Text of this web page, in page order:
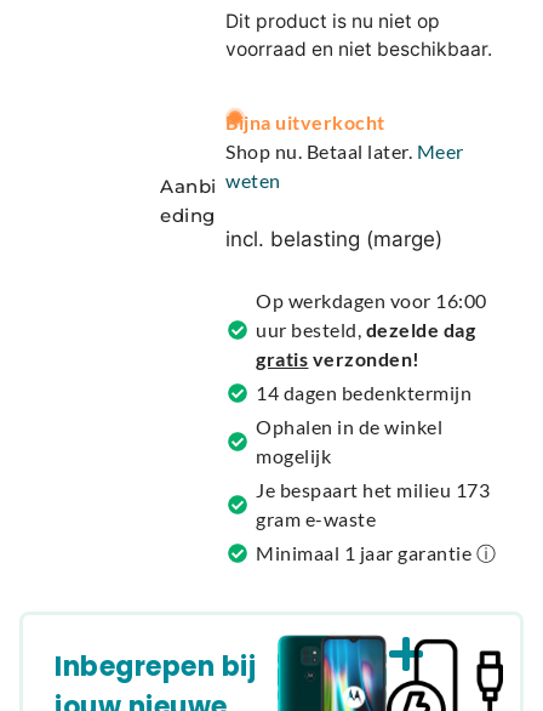
Aanbi
eding
Dit product is nu niet op
voorraad en niet beschikbaar.
A
l
t
r
t
v
e
:
Bijna uitverkocht
Shop nu. Betaal later. Meer
weten
incl. belasting (marge)
Op werkdagen voor 16:00
uur besteld, dezelde dag
gratis verzonden!
14 dagen bedenktermijn
Ophalen in de winkel
mogelijk
Je bespaart het milieu 173
gram e-waste
Minimaal 1 jaar garantie ⓘ
Inbegrepen bij